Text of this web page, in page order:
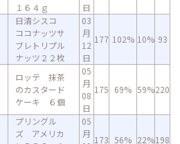
１６４ｇ
日
日清シスコ
ココナッツサ
ブレトリプル
ナッツ２２枚
03
月
12
日
177 102% 10% 93
ロッテ 抹茶
のカスタード
ケーキ ６個
05
月
08
日
175 69% 59%220
プリングル
ズ アメリカ
05
月
173 56% 22%198